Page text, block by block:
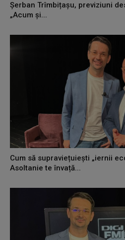
Șerban Trîmbițașu, previziuni
„Acum și...
Cum să supraviețuiești „iernii
Asoltanie te învață...